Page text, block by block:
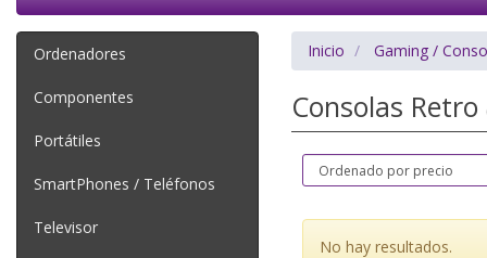
Ordenadores
Componentes
Portátiles
SmartPhones / Teléfonos
Televisor
Inicio Gaming /
Consolas Retro
No hay resultados.